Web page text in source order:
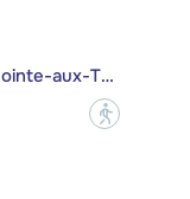
Montréal (Rivière-des-Prairies/Pointe-aux-Trembles)
?